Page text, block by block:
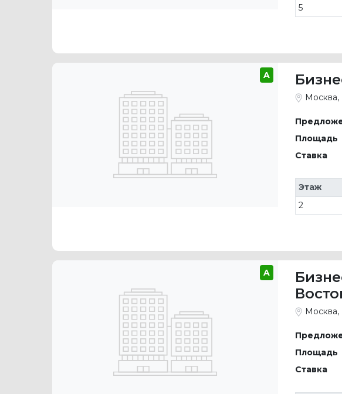
5
A
Москва,
Площадь
Ставка
Этаж
2
A
Москва,
Площадь
Ставка